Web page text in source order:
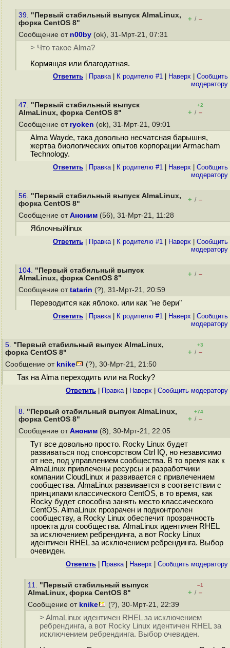
39. "Первый стабильный выпуск AlmaLinux,
форка CentOS 8"
+ / –
Сообщение от n00by (ok), 31-Мрт-21, 07:31
> Что такое Alma?
Кормящая или благодатная.
Ответить Правка| К родителю #1 Наверх
Cообщить
модератору
47. "Первый стабильный выпуск
AlmaLinux, форка CentOS 8"
+2
+ / –
Сообщение от ryoken (ok), 31-Мрт-21, 09:01
Alma Wayde, така довольно несчатсная барышня,
жертва биологических опытов корпорации Armacham
Technology.
Ответить Правка| К родителю #1 Наверх
Cообщить
модератору
56. "Первый стабильный выпуск AlmaLinux,
форка CentOS 8"
+ / –
Сообщение от Аноним (56), 31-Мрт-21, 11:28
Яблочныйlinux
Ответить Правка| К родителю #1 Наверх
Cообщить
модератору
104. "Первый стабильный выпуск
AlmaLinux, форка CentOS 8"
+ / –
Сообщение от tatarin (?), 31-Мрт-21, 20:59
Переводится как яблоко. или как "не бери"
Ответить Правка| К родителю #1 Наверх
Cообщить
модератору
5. "Первый стабильный выпуск AlmaLinux,
форка CentOS 8"
+3
+ / –
Сообщение от knike (?), 30-Мрт-21, 21:50
Так на Alma переходить или на Rocky?
Ответить Правка| Наверх Cообщить модератору
8. "Первый стабильный выпуск AlmaLinux,
форка CentOS 8"
+74
+ / –
Сообщение от Аноним (8), 30-Мрт-21, 22:05
Тут все довольно просто. Rocky Linux будет
развиваться под спонсорством Ctrl IQ, но независимо
от нее, под управлением сообщества. В то время как к
AlmaLinux привлечены ресурсы и разработчики
компании CloudLinux и развивается с привлечением
сообщества. AlmaLinux развивается в соответствии с
принципами классического CentOS, в то время, как
Rocky будет способна занять место классического
CentOS. AlmaLinux прозрачен и подконтролен
сообществу, а Rocky Linux обеспечит прозрачность
проекта для сообщества. AlmaLinux идентичен RHEL
за исключением ребрендинга, а вот Rocky Linux
идентичен RHEL за исключением ребрендинга. Выбор
очевиден.
Ответить Правка| Наверх Cообщить модератору
11. "Первый стабильный выпуск
AlmaLinux, форка CentOS 8"
–1
+ / –
Сообщение от knike (?), 30-Мрт-21, 22:39
> AlmaLinux идентичен RHEL за исключением
ребрендинга, а вот Rocky Linux идентичен RHEL за
исключением ребрендинга. Выбор очевиден.